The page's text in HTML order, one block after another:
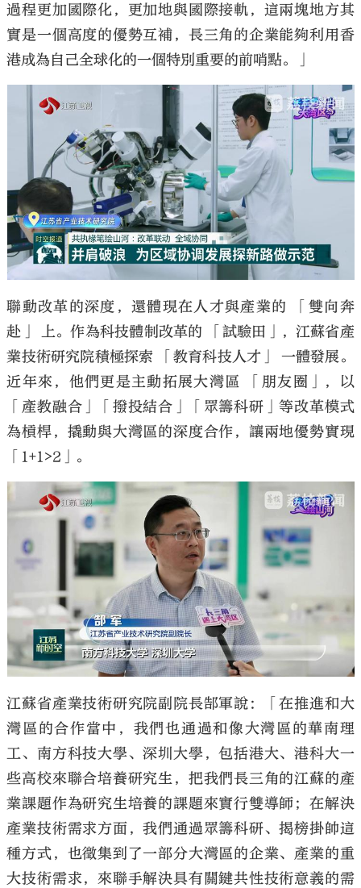
過程更加國際化，更加地與國際接軌，這兩塊地方其
實是一個高度的優勢互補，長三角的企業能夠利用香
港成為自己全球化的一個特別重要的前哨點。」
聯動改革的深度，還體現在人才與產業的 「雙向奔
赴」 上。作為科技體制改革的 「試驗田」，江蘇省產
業技術研究院積極探索 「教育科技人才」 一體發展。
近年來，他們更是主動拓展大灣區 「朋友圈」，以
「產教融合」「撥投結合」「眾籌科研」等改革模式
為槓桿，撬動與大灣區的深度合作，讓兩地優勢實現
「1+1>2」。
江蘇省產業技術研究院副院長郜軍說：「在推進和大
灣區的合作當中，我們也通過和像大灣區的華南理
工、南方科技大學、深圳大學，包括港大、港科大一
些高校來聯合培養研究生，把我們長三角的江蘇的產
業課題作為研究生培養的課題來實行雙導師；在解決
產業技術需求方面，我們通過眾籌科研、揭榜掛帥這
種方式，也徵集到了一部分大灣區的企業、產業的重
大技術需求，來聯手解決具有關鍵共性技術意義的需